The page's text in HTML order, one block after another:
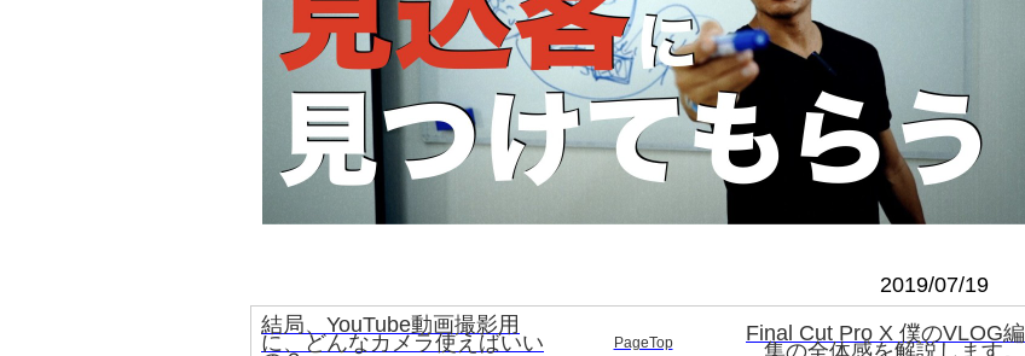
2019/07/19
結局、YouTube動画撮影用
に、どんなカメラ使えばいい PageTop Final Cut Pro X 僕のVLOG編
集の全体感を解説します。